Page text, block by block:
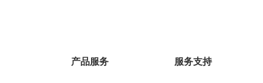
产品服务 服务支持